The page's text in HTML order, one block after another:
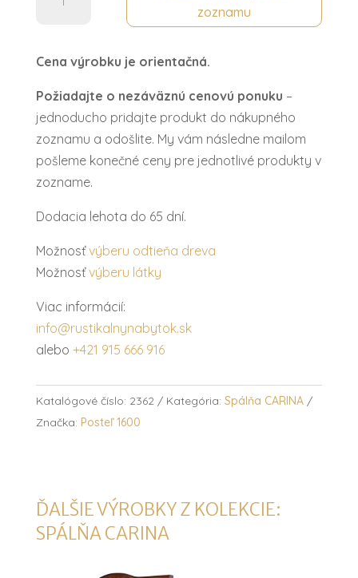
Posteľ
zoznamu
Cena výrobku je orientačná.
Požiadajte o nezáväznú cenovú ponuku –
jednoducho pridajte produkt do nákupného
zoznamu a odošlite. My vám následne mailom
pošleme konečné ceny pre jednotlivé produkty v
zozname.
Dodacia lehota do 65 dní.
Možnosťvýberu odtieňa dreva
Možnosťvýberu látky
Viac informácií:
info@rustikalnynabytok.sk
alebo +421 915 666 916
Katalógové číslo: 2362 Kategória: Spálňa CARINA
Značka: Posteľ 1600
ĎALŠIE VÝROBKY Z KOLEKCIE:
SPÁLŇA CARINA